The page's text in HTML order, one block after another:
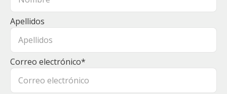
Apellidos
Correo electrónico*